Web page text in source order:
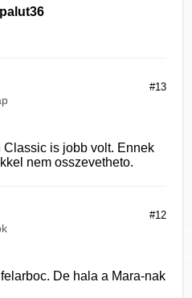
#13
Classic is jobb volt. Ennek
nem osszevetheto.
#12
De hala a Mara-nak